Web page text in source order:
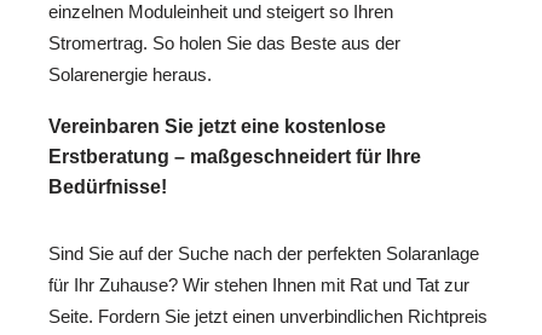
einzelnen Moduleinheit und steigert so Ihren
Stromertrag. So holen Sie das Beste aus der
Solarenergie heraus.
Vereinbaren Sie jetzt eine kostenlose
Erstberatung – maßgeschneidert für Ihre
Bedürfnisse!
Sind Sie auf der Suche nach der perfekten Solaranlage
für Ihr Zuhause? Wir stehen Ihnen mit Rat und Tat zur
Seite. Fordern Sie jetzt einen unverbindlichen Richtpreis